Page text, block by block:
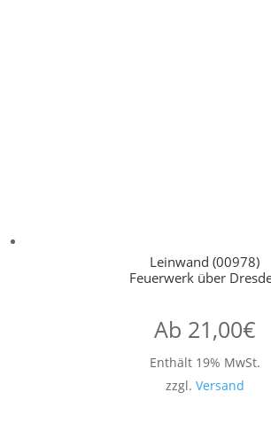
Leinwand (00978)
Feuerwerk über
Ab 21,00€
Enthält 19% MwSt.
zzgl. Versand